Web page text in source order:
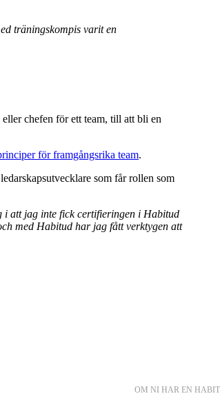
träningskompis varit en
chefen för ett team, till att bli en
för framgångsrika team.
som får rollen som
i att jag inte fick certifieringen i Habitud
med Habitud har jag fått verktygen att
OM NI HAR EN